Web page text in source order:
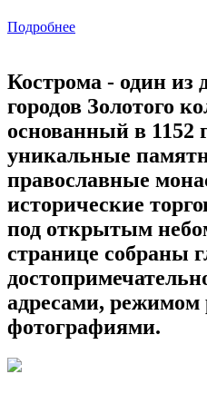
Подробнее
Кострома - один из
городов Золотого
основанный в 1152
уникальные
православные
исторические
под открытым
странице собраны
адресами, режимом
фотографиями.